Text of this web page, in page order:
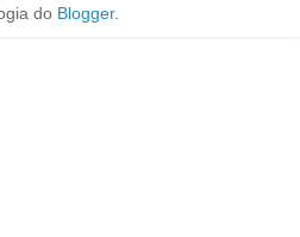
do Blogger.